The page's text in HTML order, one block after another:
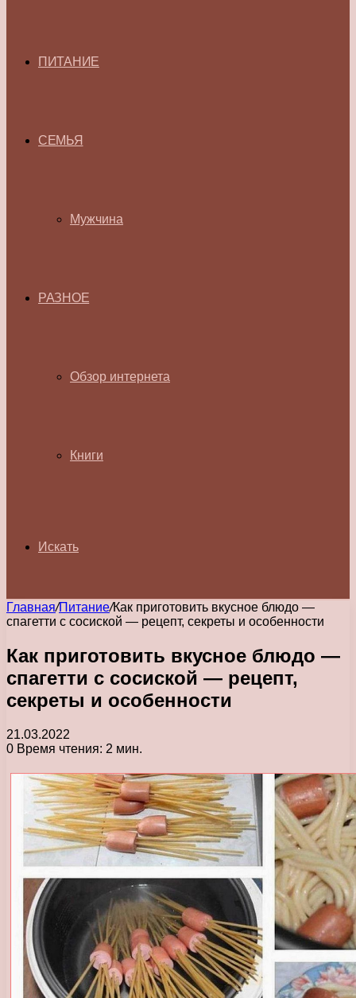
ПИТАНИЕ
СЕМЬЯ
Мужчина
РАЗНОЕ
Обзор интернета
Книги
Искать
Главная/Питание/Как приготовить вкусное блюдо —
спагетти с сосиской — рецепт, секреты и особенности
Как приготовить вкусное блюдо —
спагетти с сосиской — рецепт,
секреты и особенности
21.03.2022
0 Время чтения: 2 мин.